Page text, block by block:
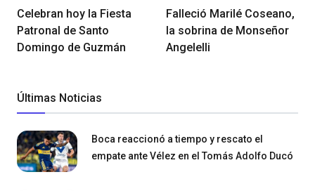
Celebran hoy la Fiesta
Patronal de Santo
Domingo de Guzmán
Falleció Marilé Coseano,
la sobrina de Monseñor
Angelelli
Últimas Noticias
Boca reaccionó a tiempo y rescato el
empate ante Vélez en el Tomás Adolfo Ducó